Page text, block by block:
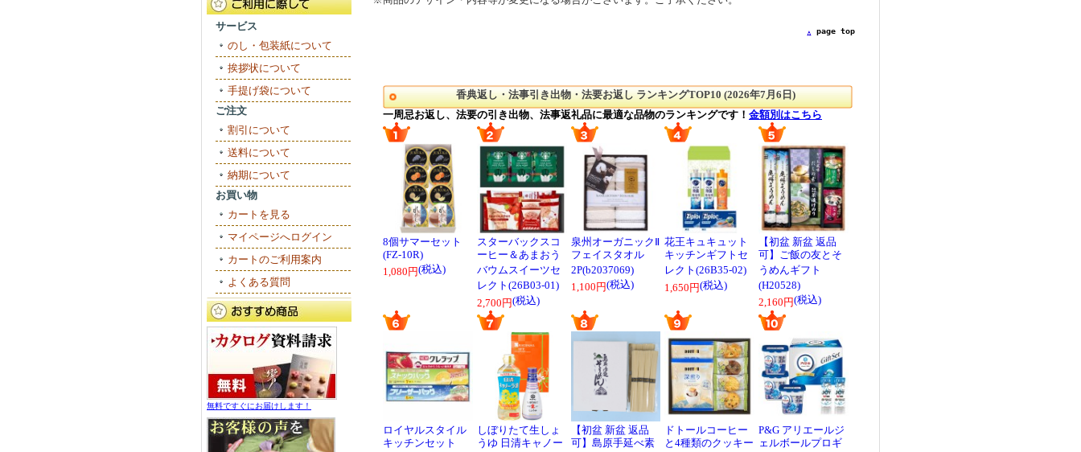
サービス
のし・包装紙について
挨拶状について
手提げ袋について
ご注文
割引について
送料について
納期について
お買い物
カートを見る
マイページへログイン
カートのご利用案内
よくある質問
無料ですぐにお届けします！
page top